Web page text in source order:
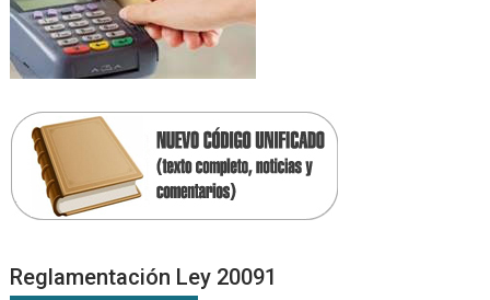
Reglamentación Ley 20091